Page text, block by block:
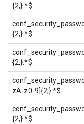
{2,}.*$
{2,}.*$
{2,}.*$
zA-z0-9]{2,}.*$
{2,}.*$